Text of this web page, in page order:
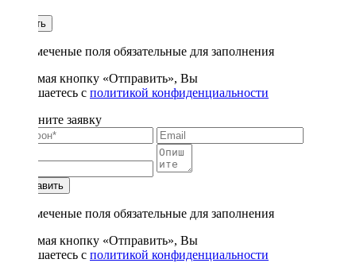
Купить
* - отмеченые поля обязательные для заполнения
Нажимая кнопку «Отправить», Вы
соглашаетесь с политикой конфиденциальности
Заполните заявку
Отправить
* - отмеченые поля обязательные для заполнения
Нажимая кнопку «Отправить», Вы
соглашаетесь с политикой конфиденциальности